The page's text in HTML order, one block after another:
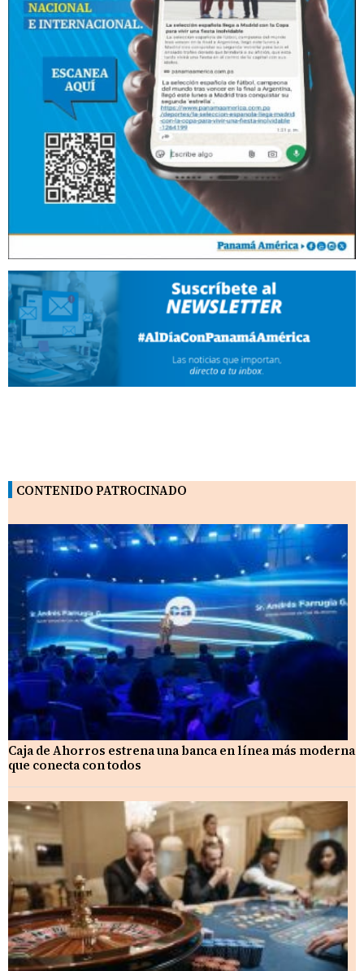
CONTENIDO PATROCINADO
Caja de Ahorros estrena una banca en línea más moderna
que conecta con todos